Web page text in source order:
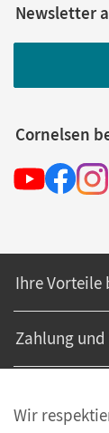
Newsletter
Cornelsen
Ihre Vorteile
Zahlung und
Wir